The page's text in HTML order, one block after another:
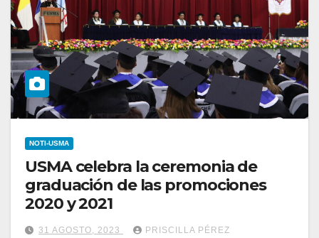
NOTI-USMA
USMA celebra la ceremonia de
graduación de las promociones
2020 y 2021
31 AGOSTO, 2023 PRISCILLA PÉREZ